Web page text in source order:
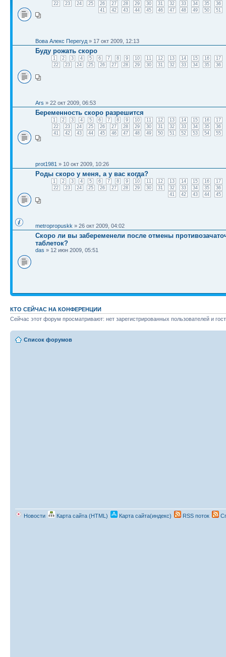
22
23 24 25 26 27 28 29 30 31 32 33 34 35
36
41
42 43 44 45 46 47 48 49 50 51
Вова Алекс Перегуд » 17 окт 2009, 12:13
Буду рожать скоро
1 2 3 4 5 6 7 8 9 10 11 12 13 14 15 16
17
22
23 24 25 26 27 28 29 30 31 32 33 34 35 36
Ars » 22 окт 2009, 06:53
Беременность скоро разрешится
1 2 3 4 5 6 7 8 9 10 11 12 13 14 15 16
17
22
23 24 25 26 27 28 29 30 31 32 33 34 35
36
41
42 43 44 45 46 47 48 49 50 51 52 53 54 55
prot1981 » 10 окт 2009, 10:26
Роды скоро у меня, а у вас когда?
1 2 3 4 5 6 7 8 9 10 11 12 13 14 15 16
17
22
23 24 25 26 27 28 29 30 31 32 33 34 35
36
41
42 43 44 45
metropropuskk » 26 окт 2009, 04:02
Скоро ли вы забеременели после отмены
таблеток?
das » 12 июн 2009, 05:51
КТО СЕЙЧАС НА КОНФЕРЕНЦИИ
Сейчас этот форум просматривают: нет зарегистрированных пользователей и
Список форумов
Новости Карта сайта (HTML) Карта сайта(индекс) RSS поток